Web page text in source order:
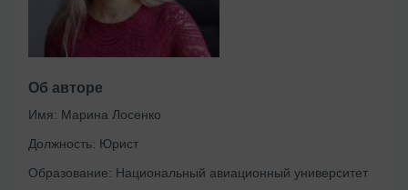
Об авторе
Имя: Марина Лосенко
Должность: Юрист
Образование: Национальный авиационный университет